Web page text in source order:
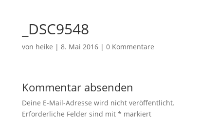
_DSC9548
von heike | 8. Mai 2016| 0 Kommentare
Kommentar absenden
Deine E-Mail-Adresse wird nicht veröffentlicht.
Erforderliche Felder sind mit * markiert